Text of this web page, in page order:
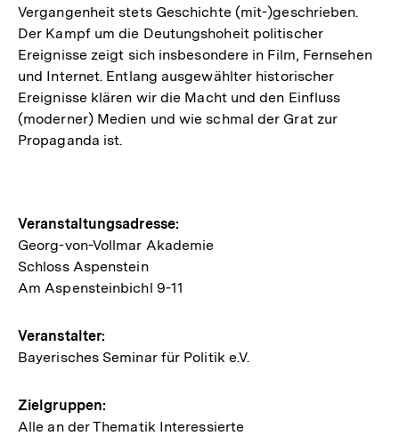
Vergangenheit stets Geschichte (mit-)geschrieben.
Der Kampf um die Deutungshoheit politischer
Ereignisse zeigt sich insbesondere in Film, Fernsehen
und Internet. Entlang ausgewählter historischer
Ereignisse klären wir die Macht und den Einfluss
(moderner) Medien und wie schmal der Grat zur
Propaganda ist.
Hinweise
zur
Veranstaltung
Veranstaltungsadresse:
Georg-von-Vollmar Akademie
Schloss Aspenstein
Am Aspensteinbichl 9-11
Veranstalter:
Bayerisches Seminar für Politik e.V.
Zielgruppen:
Alle an der Thematik Interessierte